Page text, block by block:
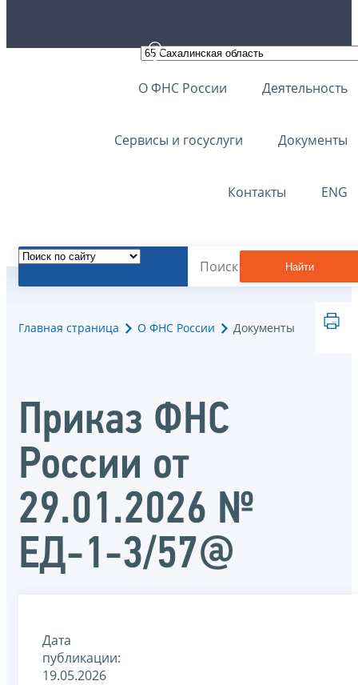
О ФНС России Деятельность
Сервисы и госуслуги Документы
Контакты ENG
Найти
Главная страница О ФНС России Документы
Приказ ФНС
России от
29.01.2026 №
ЕД-1-3/57@
Дата
публикации:
19.05.2026